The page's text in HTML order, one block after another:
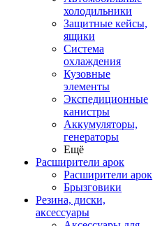
холодильники
Защитные кейсы,
ящики
Система
охлаждения
Кузовные
элементы
Экспедиционные
канистры
Аккумуляторы,
генераторы
Ещё
Расширители арок
Расширители арок
Брызговики
Резина, диски,
аксессуары